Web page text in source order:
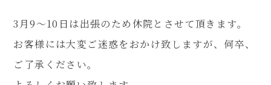
3月9〜10日は出張のため休院とさせて頂きます。
お客様には大変ご迷惑をおかけ致しますが、何卒、
ご了承ください。